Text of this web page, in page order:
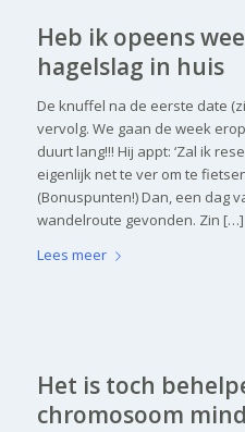
Heb ik opeens
hagelslag in huis
De knuffel na de eerste date
vervolg. We gaan de week
duurt lang!!! Hij appt: ‘Zal ik
eigenlijk net te ver om te
(Bonuspunten!) Dan, een dag
wandelroute gevonden. Zin […]
Lees meer
Het is toch
chromosoom